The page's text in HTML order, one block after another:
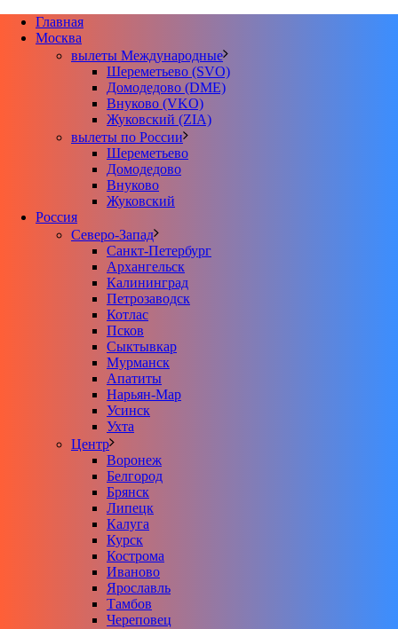
Главная
Москва
вылеты Международные
Шереметьево (SVO)
Домодедово (DME)
Внуково (VKO)
Жуковский (ZIA)
вылеты по России
Шереметьево
Домодедово
Внуково
Жуковский
Россия
Северо-Запад
Санкт-Петербург
Архангельск
Калининград
Петрозаводск
Котлас
Псков
Сыктывкар
Мурманск
Апатиты
Нарьян-Мар
Усинск
Ухта
Центр
Воронеж
Белгород
Брянск
Липецк
Калуга
Курск
Кострома
Иваново
Ярославль
Тамбов
Череповец